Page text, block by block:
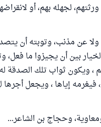
لجهله بهم، أو
ولا عن مذنب، وتوبته أن
بين أن يجيزوا ما فعل،
، ويكون ثواب تلك الصدقة
فيغرمه إياها ، ويجعل أجرها
وحجاج بن الشاعر...